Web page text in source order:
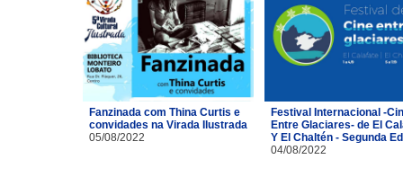
Fanzinada com Thina Curtis e
convidades na Virada Ilustrada
05/08/2022
Festival Internacional -
Entre Glaciares- de El
Y El Chaltén - Segunda
04/08/2022